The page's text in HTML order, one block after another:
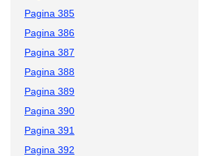
Pagina 385
Pagina 386
Pagina 387
Pagina 388
Pagina 389
Pagina 390
Pagina 391
Pagina 392